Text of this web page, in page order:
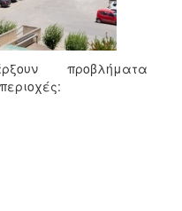
προβλήματα